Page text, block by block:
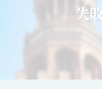
失